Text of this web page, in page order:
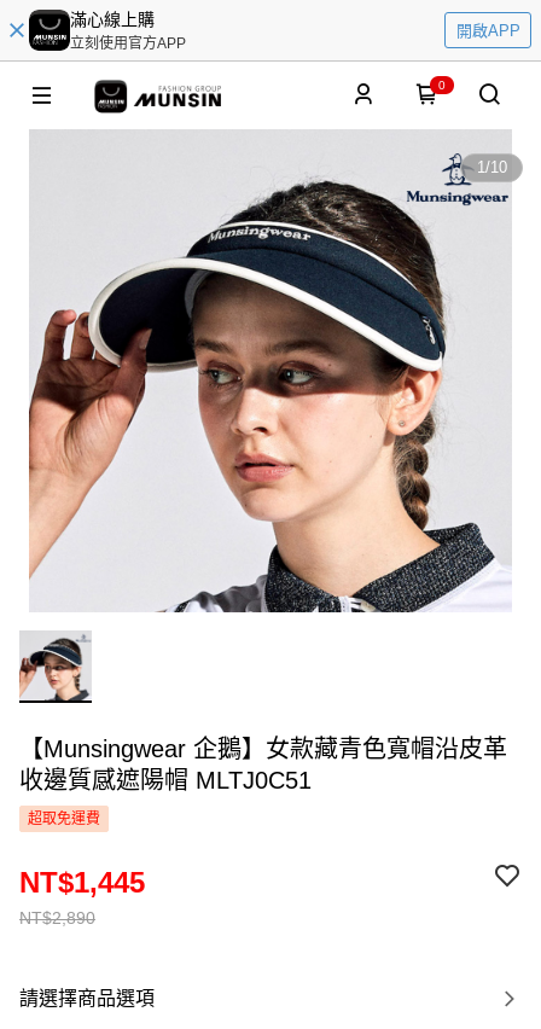
滿心線上購
立刻使用官方APP
開啟APP
0
1/10
【Munsingwear 企鵝】女款藏青色寬帽沿皮革
收邊質感遮陽帽 MLTJ0C51
超取免運費
NT$2,890
NT$1,445
請選擇商品選項